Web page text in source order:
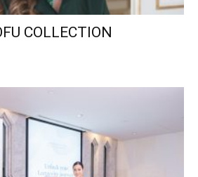
COLLECTION